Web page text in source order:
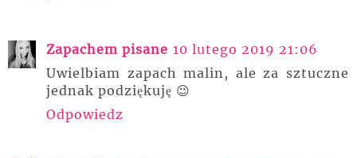
Zapachem pisane 10 lutego 2019 21:06
Uwielbiam zapach malin, ale za sztuczne
jednak podziękuję 😉
Odpowiedz